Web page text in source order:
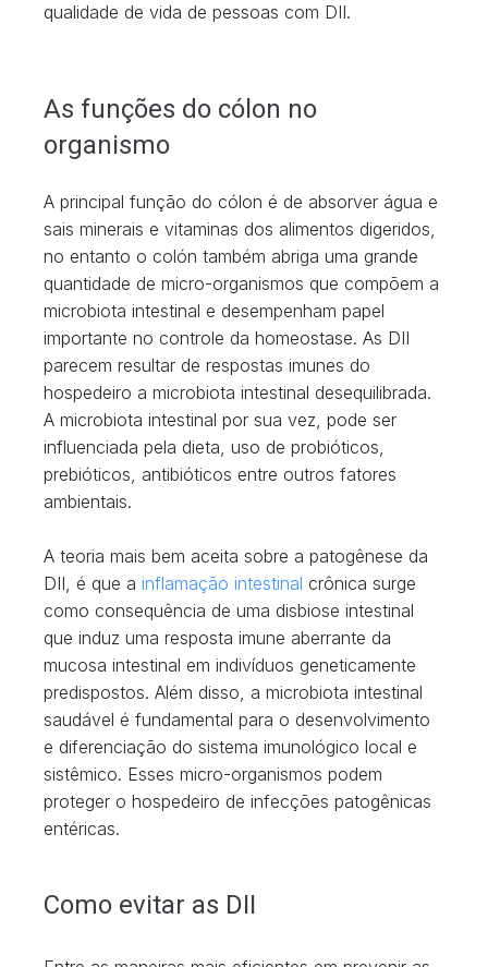
qualidade de vida de pessoas com DII.
As funções do cólon no
organismo
A principal função do cólon é de absorver água e
sais minerais e vitaminas dos alimentos digeridos,
no entanto o colón também abriga uma grande
quantidade de micro-organismos que compõem a
microbiota intestinal e desempenham papel
importante no controle da homeostase. As DII
parecem resultar de respostas imunes do
hospedeiro a microbiota intestinal desequilibrada.
A microbiota intestinal por sua vez, pode ser
influenciada pela dieta, uso de probióticos,
prebióticos, antibióticos entre outros fatores
ambientais.
A teoria mais bem aceita sobre a patogênese da
DII, é que a inflamação intestinal crônica surge
como consequência de uma disbiose intestinal
que induz uma resposta imune aberrante da
mucosa intestinal em indivíduos geneticamente
predispostos. Além disso, a microbiota intestinal
saudável é fundamental para o desenvolvimento
e diferenciação do sistema imunológico local e
sistêmico. Esses micro-organismos podem
proteger o hospedeiro de infecções patogênicas
entéricas.
Como evitar as DII